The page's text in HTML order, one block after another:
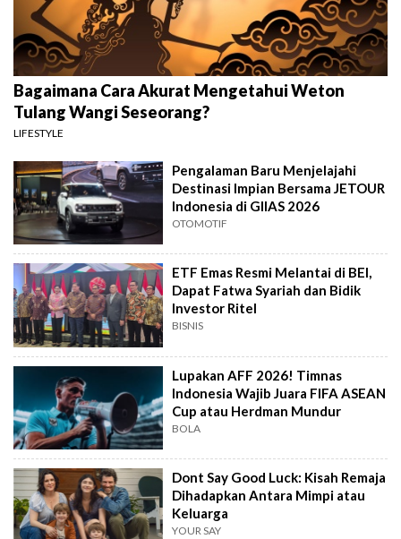
Bagaimana Cara Akurat Mengetahui Weton
Tulang Wangi Seseorang?
LIFESTYLE
Pengalaman Baru Menjelajahi
Destinasi Impian Bersama JETOUR
Indonesia di GIIAS 2026
OTOMOTIF
ETF Emas Resmi Melantai di BEI,
Dapat Fatwa Syariah dan Bidik
Investor Ritel
BISNIS
Lupakan AFF 2026! Timnas
Indonesia Wajib Juara FIFA ASEAN
Cup atau Herdman Mundur
BOLA
Dont Say Good Luck: Kisah Remaja
Dihadapkan Antara Mimpi atau
Keluarga
YOUR SAY